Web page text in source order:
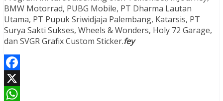
BMW Motorrad, PUBG Mobile, PT Dharma Lautan
Utama, PT Pupuk Sriwidjaja Palembang, Katarsis, PT
Surya Sakti Sukses, Wheels & Wonders, Holy 72 Garage,
dan SVGR Grafix Custom Sticker.fey
Facebook
X